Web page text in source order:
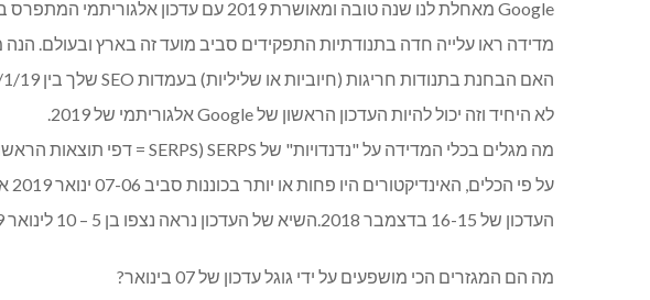
מדידה ראו עלייה חדה בתנודתיות התפקידים סביב מועד זה בארץ ובעולם. הנה
לא היחיד וזה יכול להיות העדכון הראשון של Google אלגוריתמי של 2019.
מה מגלים בכלי המדידה על "נדנדויות" של SERPS (SERPS = דפי תוצאות הראשונות של מנוע חיפוש Google)?
העדכון של 16-15 בדצמבר 2018.השיא של העדכון נראה נצפו בן 5 – 10 לינואר 2019 לפי המדינות שונות.
מה הם המגזרים הכי מושפעים על ידי גוגל עדכון של 07 בינואר?